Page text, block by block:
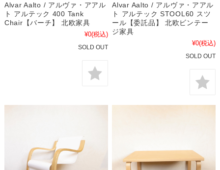
Alvar Aalto / アルヴァ・アアル
ト アルテック 400 Tank
Chair【バーチ】 北欧家具
¥0(税込)
SOLD OUT
Alvar Aalto / アルヴァ・アアル
ト アルテック STOOL60 スツ
ール【委託品】 北欧ビンテー
ジ家具
¥0(税込)
SOLD OUT